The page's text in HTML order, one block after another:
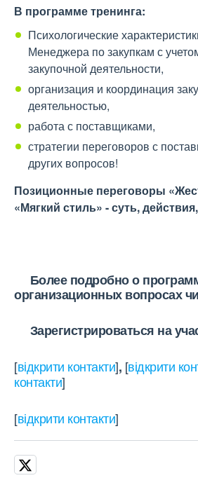
В программе тренинга:
Психологические
Менеджера по закупкам с
закупочной деятельности,
организация и координация
деятельностью,
работа с поставщиками,
стратегии переговоров с
других вопросов!
Позиционные переговоры
«Мягкий стиль» - суть,
Более подробно о
организационных вопросах
Зарегистрироваться на
[відкрити контакти], [відкрити
контакти]
[відкрити контакти]